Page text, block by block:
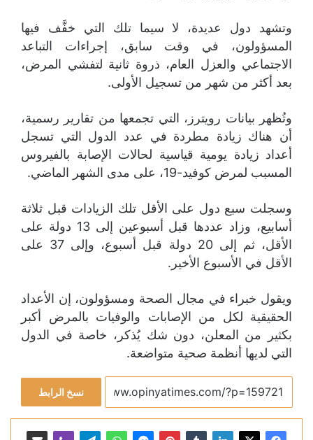
وتشهد دول عديدة، لا سيما تلك التي خفَّف فيها
المسؤولون، في وقت سابق، إجراءات التباعد
الاجتماعي والعزل العام، ذروة ثانية لتفشي المرض،
بعد أكثر من شهر من تسجيل الأولى.
وتُظهر بيانات رويترز، التي تجمعها من تقارير رسمية،
أن هناك زيادة مطردة في عدد الدول التي تسجل
أعداد زيادة يومية قياسية لحالات الإصابة بالفيروس
المسبب لمرض كوفيد-19، على مدى الشهر الماضي.
وسجلت سبع دول على الأقل تلك الزيادات قبل ثلاثة
أسابيع، وزاد عددها قبل أسبوعين إلى 13 دولة على
الأقل، ثم إلى 20 دولة قبل أسبوع، وإلى 37 على
الأقل في الأسبوع الأخير.
ويقول خبراء في مجال الصحة ومسؤولون، إن الأعداد
الحقيقية لكل من الإصابات والوفيات بالمرض أكبر
بكثير من المعلن، دون شك يُذكر، خاصة في الدول
التي لديها أنظمة صحية متواضعة.
نسخ الرابط